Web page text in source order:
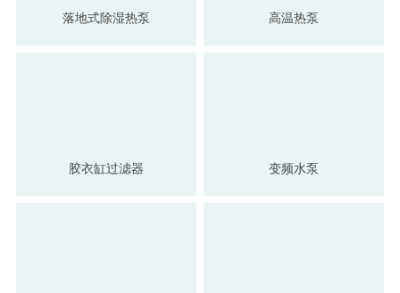
落地式除湿热泵 高温热泵
胶衣缸过滤器 变频水泵